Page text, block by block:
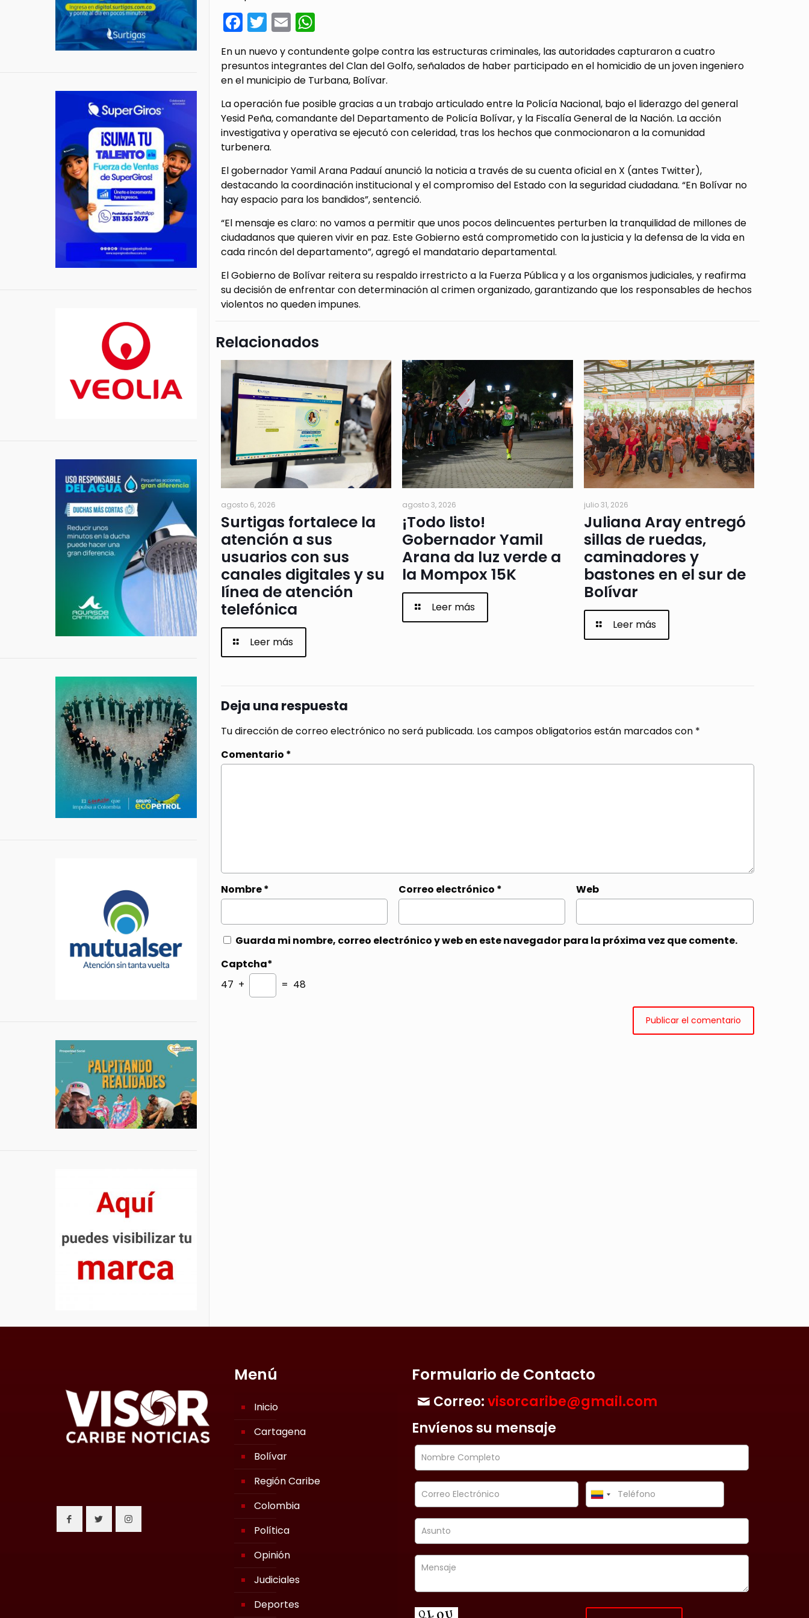
Facebook
Twitter
Email
En un nuevo y contundente golpe contra las estructuras criminales, las autoridades capturaron a cuatro
presuntos integrantes del Clan del Golfo, señalados de haber participado en el homicidio de un joven ingeniero
en el municipio de Turbana, Bolívar.
La operación fue posible gracias a un trabajo articulado entre la Policía Nacional, bajo el liderazgo del general
Yesid Peña, comandante del Departamento de Policía Bolívar, y la Fiscalía General de la Nación. La acción
investigativa y operativa se ejecutó con celeridad, tras los hechos que conmocionaron a la comunidad
turbenera.
El gobernador Yamil Arana Padauí anunció la noticia a través de su cuenta oficial en X (antes Twitter),
destacando la coordinación institucional y el compromiso del Estado con la seguridad ciudadana. “En Bolívar no
hay espacio para los bandidos”, sentenció.
“El mensaje es claro: no vamos a permitir que unos pocos delincuentes perturben la tranquilidad de millones de
ciudadanos que quieren vivir en paz. Este Gobierno está comprometido con la justicia y la defensa de la vida en
cada rincón del departamento”, agregó el mandatario departamental.
El Gobierno de Bolívar reitera su respaldo irrestricto a la Fuerza Pública y a los organismos judiciales, y reafirma
su decisión de enfrentar con determinación al crimen organizado, garantizando que los responsables de hechos
violentos no queden impunes.
Relacionados
agosto 6, 2026
Surtigas fortalece la
atención a sus
usuarios con sus
canales digitales y su
línea de atención
telefónica
Leer más
agosto 3, 2026
¡Todo listo!
Gobernador Yamil
Arana da luz verde a
la Mompox 15K
Leer más
julio 31, 2026
Juliana Aray entregó
sillas de ruedas,
caminadores y
bastones en el sur de
Bolívar
Leer más
Deja una respuesta
Tu dirección de correo electrónico no será publicada. Los campos obligatorios están marcados con *
Comentario *
Nombre* Correo electrónico * Web
Guarda mi nombre, correo electrónico y web en este navegador para la próxima vez que comente.
Captcha*
47 +
= 48
Menú
Inicio
Cartagena
Bolívar
Región Caribe
Colombia
Política
Opinión
Judiciales
Deportes
Formulario de Contacto
Correo:visorcaribe@gmail.com
Envíenos su mensaje